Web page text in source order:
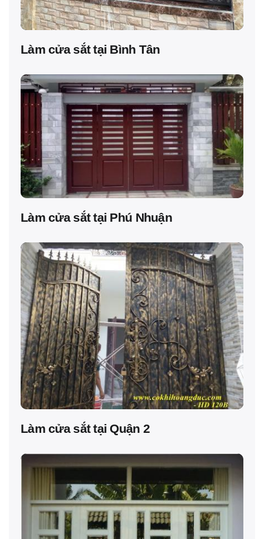
Làm cửa sắt tại Bình Tân
Làm cửa sắt tại Phú Nhuận
Làm cửa sắt tại Quận 2